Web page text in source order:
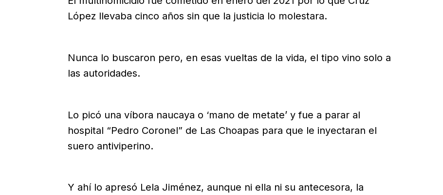
López llevaba cinco años sin que la justicia lo molestara.
Nunca lo buscaron pero, en esas vueltas de la vida, el tipo vino solo a
las autoridades.
Lo picó una víbora naucaya o ‘mano de metate’ y fue a parar al
hospital “Pedro Coronel” de Las Choapas para que le inyectaran el
suero antiviperino.
Y ahí lo apresó Lela Jiménez, aunque ni ella ni su antecesora, la